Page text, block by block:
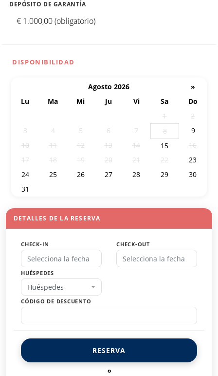
DEPÓSITO DE GARANTÍA
€ 1.000,00 (obligatorio)
DISPONIBILIDAD
Agosto 2026
»
Lu
Ma Mi Ju Vi Sa
Do
1
2
3
4 5 6 7 8
9
10
11 12 13 14 15
16
17
18 19 20 21 22
23
24
25 26 27 28 29
30
31
DETALLES DE LA RESERVA
CHECK-IN CHECK-OUT
HUÉSPEDES
Huéspedes
CÓDIGO DE DESCUENTO
RESERVA
o